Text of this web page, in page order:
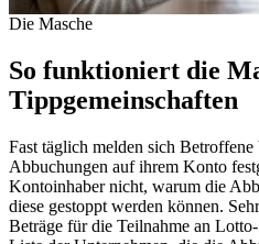
Die Masche
So funktioniert die
Tippgemeinschaften
Fast täglich melden sich
Abbuchungen auf ihrem Konto
Kontoinhaber nicht, warum die
diese gestoppt werden können.
Beträge für die Teilnahme an